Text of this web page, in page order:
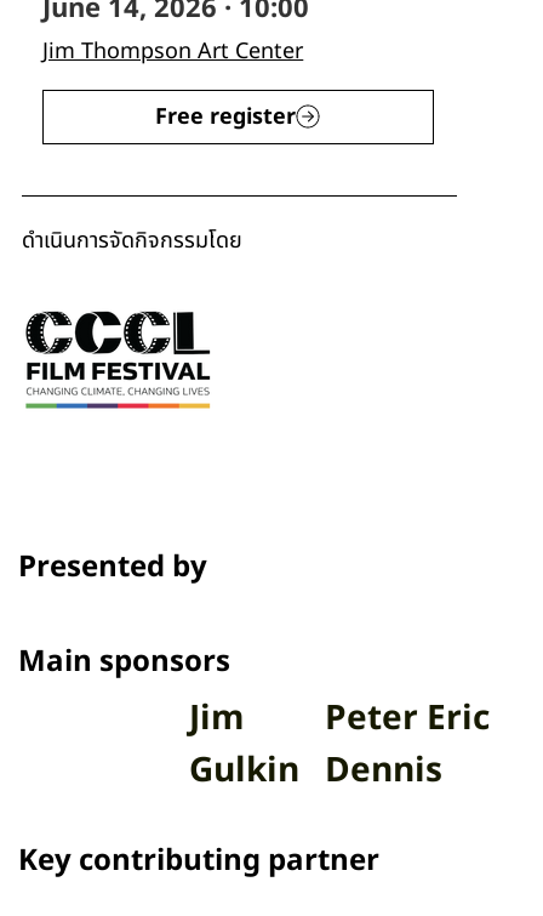
June 14, 2026 · 10:00
Jim Thompson Art Center
Free register
ดำเนินการจัดกิจกรรมโดย
Presented by
Main sponsors
Peter Eric
Dennis
Jim
Gulkin
Key contributing partner